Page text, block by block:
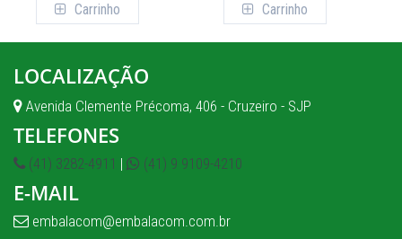
Carrinho
Carrinho
LOCALIZAÇÃO
Avenida Clemente Précoma, 406 - Cruzeiro - SJP
TELEFONES
(41) 3282-4911 | (41) 9 9109-4210
E-MAIL
embalacom@embalacom.com.br